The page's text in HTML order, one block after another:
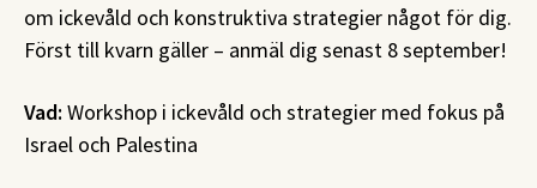
om ickevåld och konstruktiva strategier något för dig.
Först till kvarn gäller – anmäl dig senast 8 september!
Vad: Workshop i ickevåld och strategier med fokus på
Israel och Palestina